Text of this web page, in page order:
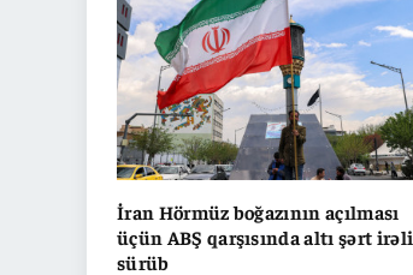
İran Hörmüz boğazının açılması
üçün ABŞ qarşısında altı şərt irəli
sürüb